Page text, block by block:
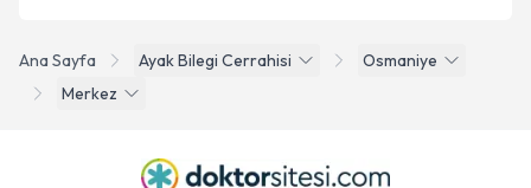
Ana Sayfa Ayak Bilegi Cerrahisi
Osmaniye
Merkez